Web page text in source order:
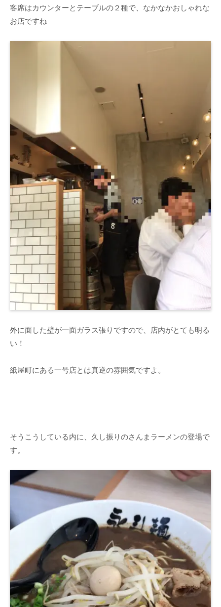
客席はカウンターとテーブルの２種で、なかなかおしゃれな
お店ですね
外に面した壁が一面ガラス張りですので、店内がとても明る
い！
紙屋町にある一号店とは真逆の雰囲気ですよ。
そうこうしている内に、久し振りのさんまラーメンの登場で
す。